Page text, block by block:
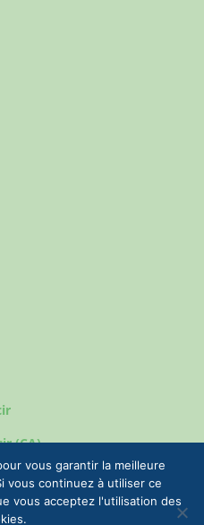
(CA)
vous garantir la meilleure
vous continuez à utiliser ce
vous acceptez l'utilisation des